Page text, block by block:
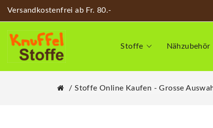
Versandkostenfrei ab Fr. 80.-
Stoffe Nähzubehör
Stoffe Online Kaufen - Grosse